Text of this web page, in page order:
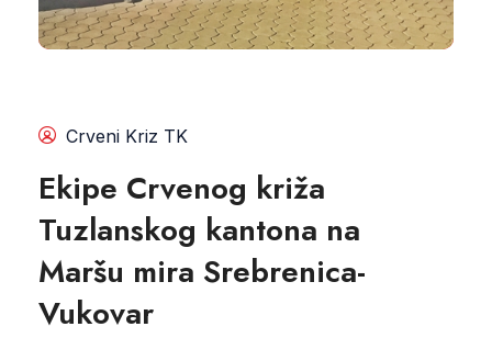
Crveni Kriz TK
Ekipe Crvenog križa
Tuzlanskog kantona na
Maršu mira Srebrenica-
Vukovar